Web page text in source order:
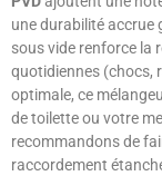
une durabilité accrue
sous vide renforce la
quotidiennes (chocs,
optimale, ce
de toilette ou votre
recommandons de
raccordement